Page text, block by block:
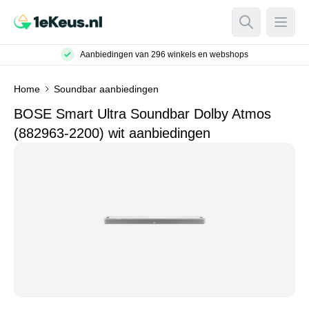
Open Open
Aanbiedingen van 296 winkels en webshops
Home Soundbar aanbiedingen
BOSE Smart Ultra Soundbar Dolby Atmos
(882963-2200) wit aanbiedingen